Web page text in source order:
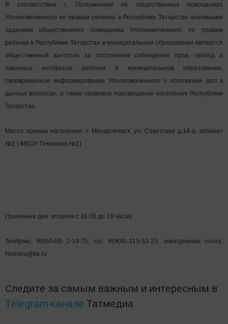
В соответствии с Положением об общественных помощниках
Уполномоченного по правам ребенка в Республике Татарстан основными
задачами общественного помощника Уполномоченного по правам
ребенка в Республике Татарстан в муниципальном образовании являются
общественный контроль за состоянием соблюдения прав, свобод и
законных интересов ребенка в муниципальном образовании,
своевременное информирование Уполномоченного о положении дел в
данных вопросах, а также правовое просвещение населения Республики
Татарстан.
Место приема населения: г. Менделеевск, ул. Советская д.14-а, кабинет
№2 ( МБОУ Гимназия №1)
Приёмные дни: вторник с 16.00 до 18 часов.
Тел/факс: 8(85549) 2-19-75, сот. 8(909)-313-53-23, электронная почта:
Nelmira@bk.ru
Следите за самым важным и интересным в
Telegram-канале Татмедиа